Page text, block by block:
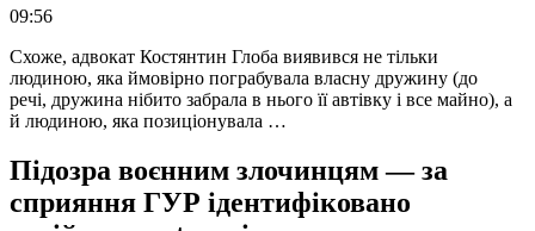
09:56
Схоже, адвокат Костянтин Глоба виявився не тільки
людиною, яка ймовірно пограбувала власну дружину (до
речі, дружина нібито забрала в нього її автівку і все майно), а
й людиною, яка позиціонувала …
Підозра воєнним злочинцям — за
сприяння ГУР ідентифіковано